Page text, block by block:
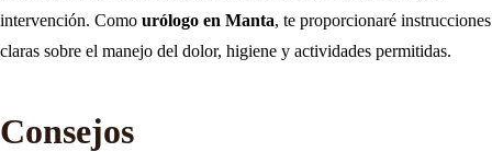
intervención. Como urólogo en Manta, te proporcionaré instrucciones
claras sobre el manejo del dolor, higiene y actividades permitidas.
Consejos